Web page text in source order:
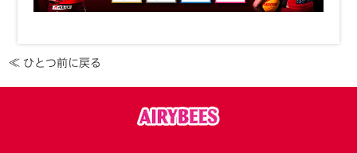
≪ ひとつ前に戻る